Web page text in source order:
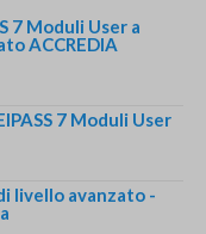
7 Moduli User a
ACCREDIA
7 Moduli User
livello avanzato -